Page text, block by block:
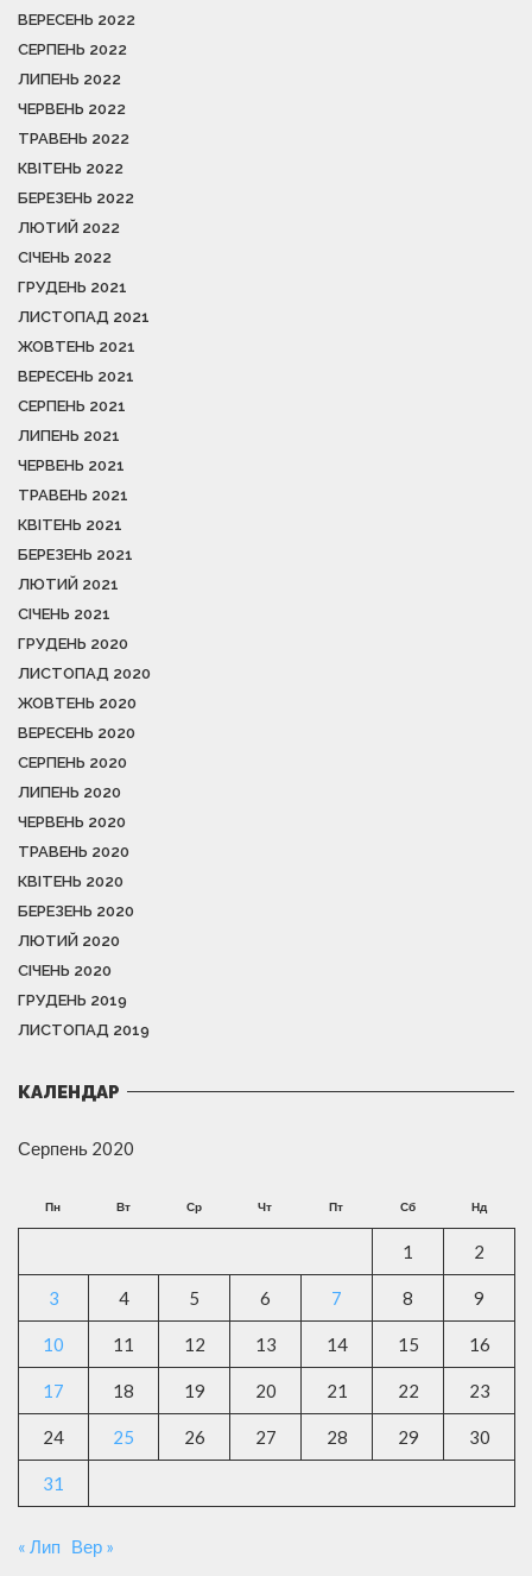
ВЕРЕСЕНЬ 2022
СЕРПЕНЬ 2022
ЛИПЕНЬ 2022
ЧЕРВЕНЬ 2022
ТРАВЕНЬ 2022
КВІТЕНЬ 2022
БЕРЕЗЕНЬ 2022
ЛЮТИЙ 2022
СІЧЕНЬ 2022
ГРУДЕНЬ 2021
ЛИСТОПАД 2021
ЖОВТЕНЬ 2021
ВЕРЕСЕНЬ 2021
СЕРПЕНЬ 2021
ЛИПЕНЬ 2021
ЧЕРВЕНЬ 2021
ТРАВЕНЬ 2021
КВІТЕНЬ 2021
БЕРЕЗЕНЬ 2021
ЛЮТИЙ 2021
СІЧЕНЬ 2021
ГРУДЕНЬ 2020
ЛИСТОПАД 2020
ЖОВТЕНЬ 2020
ВЕРЕСЕНЬ 2020
СЕРПЕНЬ 2020
ЛИПЕНЬ 2020
ЧЕРВЕНЬ 2020
ТРАВЕНЬ 2020
КВІТЕНЬ 2020
БЕРЕЗЕНЬ 2020
ЛЮТИЙ 2020
СІЧЕНЬ 2020
ГРУДЕНЬ 2019
ЛИСТОПАД 2019
КАЛЕНДАР
Серпень 2020
Пн Вт Ср Чт Пт Сб Нд
1 2
3 4 5 6 7 8 9
10 11 12 13 14 15 16
17 18 19 20 21 22 23
24 25 26 27 28 29 30
31
« Лип Вер »